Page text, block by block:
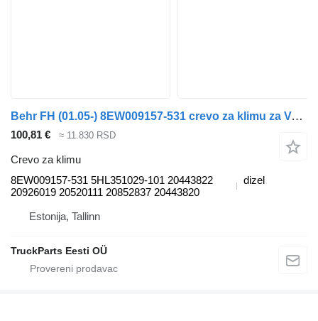
Behr FH (01.05-) 8EW009157-531 crevo za klimu za Volvo FH12, FH16, NH12, FH, VNL780 (1993-2014) tegljača
100,81 € ≈ 11.830 RSD
Crevo za klimu
8EW009157-531 5HL351029-101 20443822
20926019 20520111 20852837 20443820
dizel
Estonija, Tallinn
TruckParts Eesti OÜ